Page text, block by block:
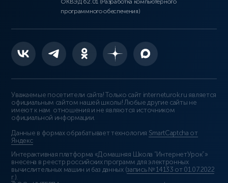
ОКВЭД 62.01 (Разработка компьютерного
программного обеспечения)
Уважаемые посетители сайта! Только сайт interneturok.ru является
официальным сайтом нашей школы! Любые другие сайты не
имеют к нам отношения и не являются источником
официальной информации.
Данные в формах обрабатывает технология SmartCaptcha от
Яндекс
Интерактивная платформа «Домашняя Школа “ИнтернетУрок”»
внесена в реестр российских программ для электронных
вычислительных машин и баз данных (запись № 14133 от 01.07.2022
г.).